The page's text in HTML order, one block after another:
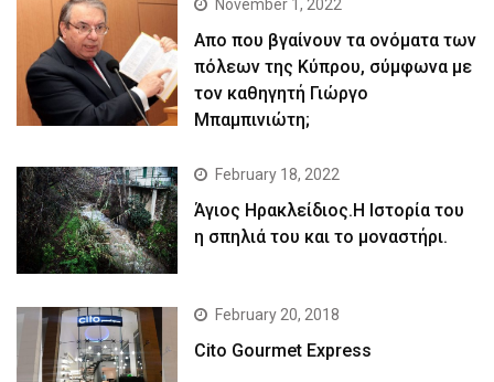
November 1, 2022
Απο που βγαίνουν τα ονόματα των
πόλεων της Κύπρου, σύμφωνα με
τον καθηγητή Γιώργο
Μπαμπινιώτη;
February 18, 2022
Άγιος Ηρακλείδιος.Η Ιστορία του
η σπηλιά του και το μοναστήρι.
February 20, 2018
Cito Gourmet Express